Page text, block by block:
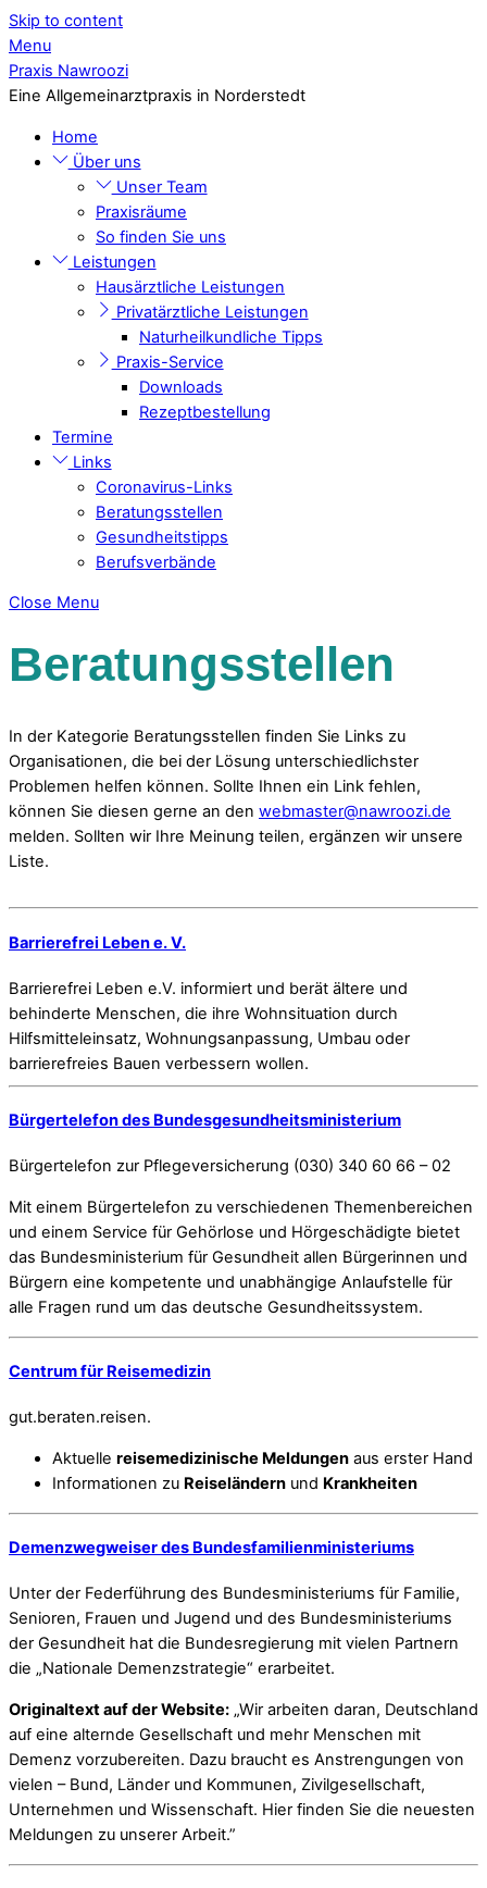
Skip to content
Menu
Praxis Nawroozi
Eine Allgemeinarztpraxis in Norderstedt
Home
Über uns
Unser Team
Praxisräume
So finden Sie uns
Leistungen
Hausärztliche Leistungen
Privatärztliche Leistungen
Naturheilkundliche Tipps
Praxis-Service
Downloads
Rezeptbestellung
Termine
Links
Coronavirus-Links
Beratungsstellen
Gesundheitstipps
Berufsverbände
Close Menu
Beratungsstellen
In der Kategorie Beratungsstellen finden Sie Links zu
Organisationen, die bei der Lösung unterschiedlichster
Problemen helfen können. Sollte Ihnen ein Link fehlen,
können Sie diesen gerne an den webmaster@nawroozi.de
melden. Sollten wir Ihre Meinung teilen, ergänzen wir unsere
Liste.
Barrierefrei Leben e. V.
Barrierefrei Leben e.V. informiert und berät ältere und
behinderte Menschen, die ihre Wohnsituation durch
Hilfsmitteleinsatz, Wohnungsanpassung, Umbau oder
barrierefreies Bauen verbessern wollen.
Bürgertelefon des Bundesgesundheitsministerium
Bürgertelefon zur Pflegeversicherung (030) 340 60 66 – 02
Mit einem Bürgertelefon zu verschiedenen Themenbereichen
und einem Service für Gehörlose und Hörgeschädigte bietet
das Bundesministerium für Gesundheit allen Bürgerinnen und
Bürgern eine kompetente und unabhängige Anlaufstelle für
alle Fragen rund um das deutsche Gesundheitssystem.
Centrum für Reisemedizin
gut.beraten.reisen.
Aktuelle reisemedizinische Meldungen aus erster Hand
Informationen zu Reiseländern und Krankheiten
Demenzwegweiser des Bundesfamilienministeriums
Unter der Federführung des Bundesministeriums für Familie,
Senioren, Frauen und Jugend und des Bundesministeriums
der Gesundheit hat die Bundesregierung mit vielen Partnern
die „Nationale Demenzstrategie“ erarbeitet.
Originaltext auf der Website: „Wir arbeiten daran, Deutschland
auf eine alternde Gesellschaft und mehr Menschen mit
Demenz vorzubereiten. Dazu braucht es Anstrengungen von
vielen – Bund, Länder und Kommunen, Zivilgesellschaft,
Unternehmen und Wissenschaft. Hier finden Sie die neuesten
Meldungen zu unserer Arbeit.”